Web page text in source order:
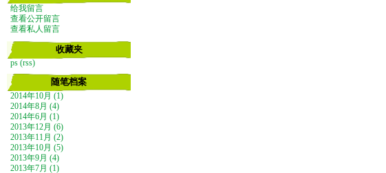
给我留言
查看公开留言
查看私人留言
收藏夹
ps (rss)
随笔档案
2014年10月 (1)
2014年8月 (4)
2014年6月 (1)
2013年12月 (6)
2013年11月 (2)
2013年10月 (5)
2013年9月 (4)
2013年7月 (1)